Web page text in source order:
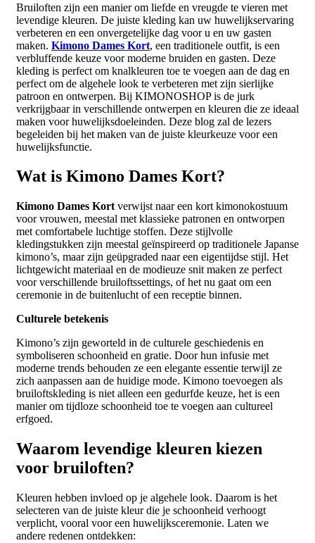
Bruiloften zijn een manier om liefde en vreugde te vieren met
levendige kleuren. De juiste kleding kan uw huwelijkservaring
verbeteren en een onvergetelijke dag voor u en uw gasten
maken. Kimono Dames Kort, een traditionele outfit, is een
verbluffende keuze voor moderne bruiden en gasten. Deze
kleding is perfect om knalkleuren toe te voegen aan de dag en
perfect om de algehele look te verbeteren met zijn sierlijke
patroon en ontwerpen. Bij KIMONOSHOP is de jurk
verkrijgbaar in verschillende ontwerpen en kleuren die ze ideaal
maken voor huwelijksdoeleinden. Deze blog zal de lezers
begeleiden bij het maken van de juiste kleurkeuze voor een
huwelijksfunctie.
Wat is Kimono Dames Kort?
Kimono Dames Kort verwijst naar een kort kimonokostuum
voor vrouwen, meestal met klassieke patronen en ontworpen
met comfortabele luchtige stoffen. Deze stijlvolle
kledingstukken zijn meestal geïnspireerd op traditionele Japanse
kimono’s, maar zijn geüpgraded naar een eigentijdse stijl. Het
lichtgewicht materiaal en de modieuze snit maken ze perfect
voor verschillende bruiloftssettings, of het nu gaat om een ​​
ceremonie in de buitenlucht of een receptie binnen.
Culturele betekenis
Kimono’s zijn geworteld in de culturele geschiedenis en
symboliseren schoonheid en gratie. Door hun infusie met
moderne trends behouden ze een elegante essentie terwijl ze
zich aanpassen aan de huidige mode. Kimono toevoegen als
bruiloftskleding is niet alleen een gedurfde keuze, het is een
manier om tijdloze schoonheid toe te voegen aan cultureel
erfgoed.
Waarom levendige kleuren kiezen
voor bruiloften?
Kleuren hebben invloed op je algehele look. Daarom is het
selecteren van de juiste kleur die je schoonheid verhoogt
verplicht, vooral voor een huwelijksceremonie. Laten we
andere redenen ontdekken: